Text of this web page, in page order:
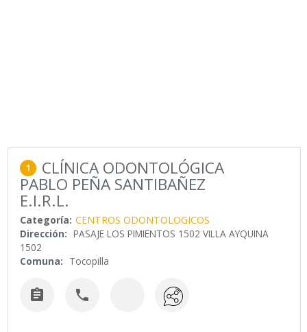
1 CLÍNICA ODONTOLÓGICA
PABLO PEÑA SANTIBAÑEZ
E.I.R.L.
Categoría: CENTROS ODONTOLOGICOS
Dirección: PASAJE LOS PIMIENTOS 1502 VILLA AYQUINA
1502
Comuna: Tocopilla
 